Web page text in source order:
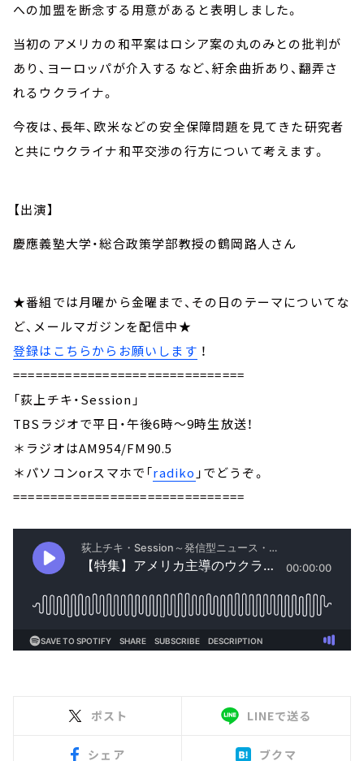
への加盟を断念する用意があると表明しました。
当初のアメリカの和平案はロシア案の丸のみとの批判が
あり、ヨーロッパが介入するなど、紆余曲折あり、翻弄さ
れるウクライナ。
今夜は、長年、欧米などの安全保障問題を見てきた研究者
と共にウクライナ和平交渉の行方について考えます。
【出演】
慶應義塾大学・総合政策学部教授の鶴岡路人さん
★番組では月曜から金曜まで、その日のテーマについてな
ど、メールマガジンを配信中★
登録はこちらからお願いします ！
===============================
「荻上チキ・Session」
TBSラジオで平日・午後6時～9時生放送！
＊ラジオはAM954/FM90.5
＊パソコンorスマホで「radiko 」でどうぞ。
===============================
ポスト LINEで送る
シェア ブクマ